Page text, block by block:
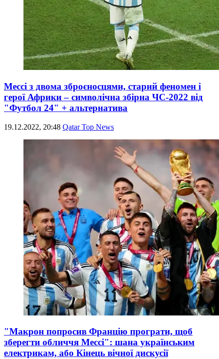
Мессі з двома зброєносцями, старий феномен і
герої Африки – символічна збірна ЧС-2022 від
"Футбол 24" + альтернатива
19.12.2022, 20:48 Qatar Top News
"Макрон попросив Францію програти, щоб
зберегти обличчя Мессі": шана українським
електрикам, або Кінець вічної дискусії